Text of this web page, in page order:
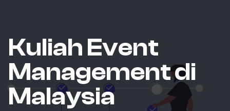
Kuliah Event
Management di
Malaysia